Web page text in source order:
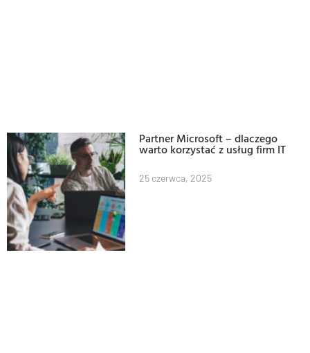
Partner Microsoft – dlaczego
warto korzystać z usług firm IT
25 czerwca, 2025